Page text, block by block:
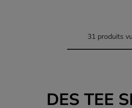
31 produits
DES TEE